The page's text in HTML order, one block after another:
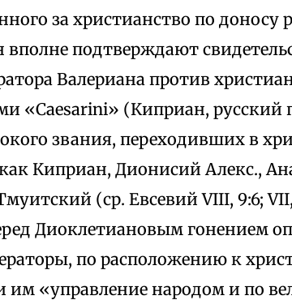
за христианство по доносу
подтверждают
Валериана против
«Caesarini» (Киприан, русский
звания, переходивших в
Киприан, Дионисий Алекс.,
(ср. Евсевий VIII, 9:6; VII,
Диоклетиановым гонением
по расположению к
им «управление народом и по